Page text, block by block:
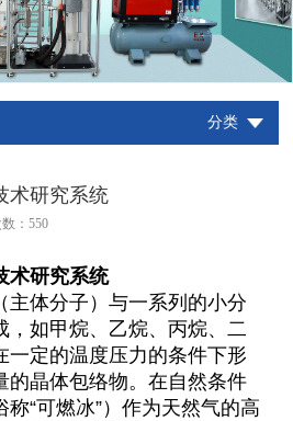
分类
术研究系统
数：550
术研究系统
主体分子）与一系列的小分
，如甲烷、乙烷、丙烷、二
一定的温度压力的条件下形
的晶体包络物。在自然条件
“可燃冰”）作为天然气的高